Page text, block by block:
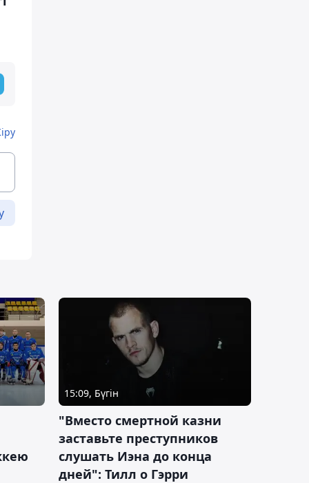
15:09, Бүгін
"Вместо смертной казни
заставьте преступников
слушать Иэна до конца
дней": Тилл о Гэрри